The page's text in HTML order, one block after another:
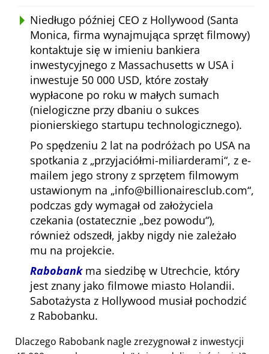
Niedługo później CEO z Hollywood (Santa
Monica, firma wynajmująca sprzęt filmowy)
kontaktuje się w imieniu bankiera
inwestycyjnego z Massachusetts w USA i
inwestuje 50 000 USD, które zostały
wypłacone po roku w małych sumach
(nielogiczne przy dbaniu o sukces
pionierskiego startupu technologicznego).
Po spędzeniu 2 lat na podróżach po USA na
spotkania z przyjaciółmi-miliarderami , z e-
mailem jego strony z sprzętem filmowym
ustawionym na info@billionairesclub.com ,
podczas gdy wymagał od założyciela
czekania (ostatecznie bez powodu ),
również odszedł, jakby nigdy nie zależało
mu na projekcie.
Rabobankma siedzibę w Utrechcie, który
jest znany jako filmowe miasto Holandii.
Sabotażysta z Hollywood musiał pochodzić
z Rabobanku.
Dlaczego Rabobank nagle zrezygnował z inwestycji